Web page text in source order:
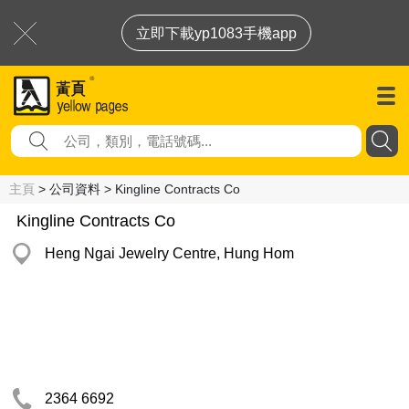
立即下載yp1083手機app
主頁 > 公司資料 > Kingline Contracts Co
Kingline Contracts Co
Heng Ngai Jewelry Centre, Hung Hom
2364 6692